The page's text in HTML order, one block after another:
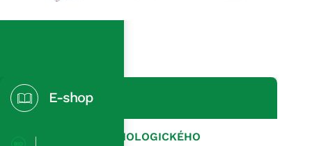
E-shop
LIKVIDACE BIOLOGICKÉHO